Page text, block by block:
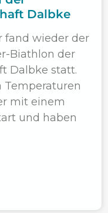
Dalbke
fand wieder der
Biathlon der
Dalbke statt.
mit einem
und haben